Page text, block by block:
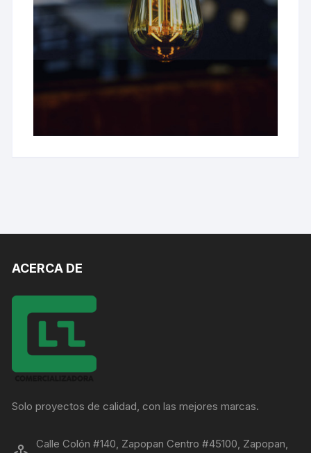
ACERCA DE
Solo proyectos de calidad, con las mejores marcas.
Calle Colón #140, Zapopan Centro #45100, Zapopan,